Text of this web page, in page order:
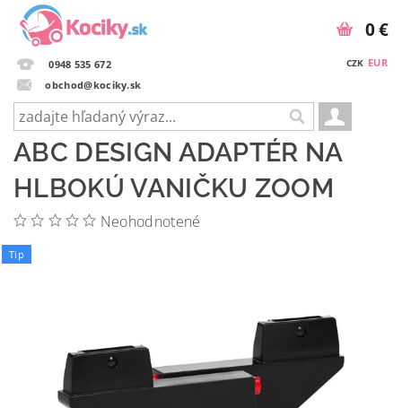
0948 535 672
obchod@kociky.sk
CZK EUR
0 €
ABC DESIGN ADAPTÉR NA
HLBOKÚ VANIČKU ZOOM
Neohodnotené
Tip